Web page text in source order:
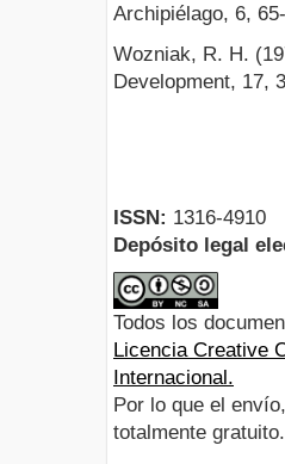
Archipiélago, 6,
Wozniak, R. H.
Development, 17,
ISSN: 1316-4910
Depósito legal
Todos los
Licencia Creative
Internacional.
Por lo que el
totalmente gratuito.